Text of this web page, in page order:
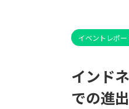
インド
での進